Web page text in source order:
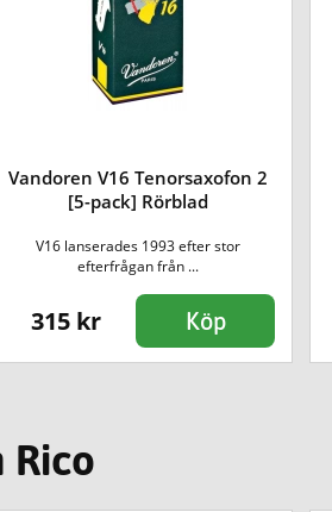
Vandoren V16 Tenorsaxofon 2
[5-pack] Rörblad
V16 lanserades 1993 efter stor
efterfrågan från ...
315 kr Köp
Rico